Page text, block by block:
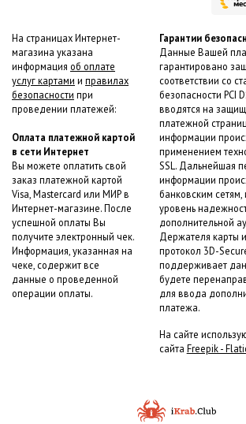
На страницах Интернет-
магазина указана
информация об оплате
услуг картами и правилах
безопасности при
проведении платежей:
Оплата платежной картой
в сети Интернет
Вы можете оплатить свой
заказ платежной картой
Visa, Mastercard или МИР в
Интернет-магазине. После
успешной оплаты Вы
получите электронный чек.
Информация, указанная на
чеке, содержит все
данные о проведенной
операции оплаты.
Гарантии
Данные Вашей
гарантировано
соответствии со
безопасности PCI
вводятся на
платежной
информации
применением
SSL. Дальнейшая
информации
банковским
уровень
дополнительной
Держателя карты
протокол 3D-
поддерживает
будете
для ввода
платежа.
На сайте
сайта Freepik -